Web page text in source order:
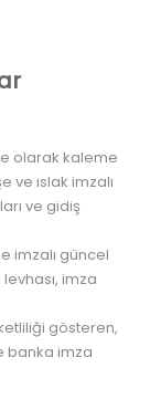
olarak kaleme
ve ıslak imzalı
ve gidiş
imzalı güncel
imza
gösteren,
banka imza